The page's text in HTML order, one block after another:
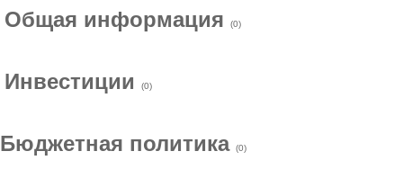
Общая информация (0)
Инвестиции (0)
Бюджетная политика (0)